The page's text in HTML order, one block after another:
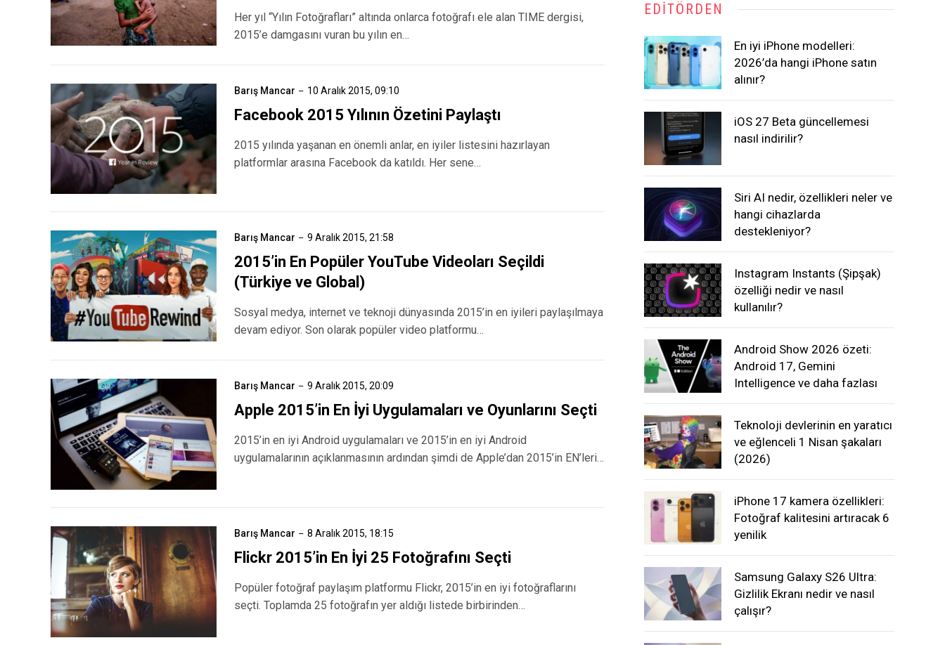
Her yıl “Yılın Fotoğrafları” altında onlarca fotoğrafı ele alan TIME dergisi,
2015’e damgasını vuran bu yılın en…
Barış Mancar 10 Aralık 2015, 09:10
Facebook 2015 Yılının Özetini Paylaştı
2015 yılında yaşanan en önemli anlar, en iyiler listesini hazırlayan
platformlar arasına Facebook da katıldı. Her sene…
Barış Mancar 9 Aralık 2015, 21:58
2015’in En Popüler YouTube Videoları Seçildi
(Türkiye ve Global)
Sosyal medya, internet ve teknoji dünyasında 2015’in en iyileri paylaşılmaya
devam ediyor. Son olarak popüler video platformu…
Barış Mancar 9 Aralık 2015, 20:09
Apple 2015’in En İyi Uygulamaları ve Oyunlarını Seçti
2015’in en iyi Android uygulamaları ve 2015’in en iyi Android
uygulamalarının açıklanmasının ardından şimdi de Apple’dan 2015’in EN’leri…
Barış Mancar 8 Aralık 2015, 18:15
Flickr 2015’in En İyi 25 Fotoğrafını Seçti
Popüler fotoğraf paylaşım platformu Flickr, 2015’in en iyi fotoğraflarını
seçti. Toplamda 25 fotoğrafın yer aldığı listede birbirinden…
EDITÖRDEN
En iyi iPhone modelleri:
2026’da hangi iPhone satın
alınır?
iOS 27 Beta güncellemesi
nasıl indirilir?
Siri AI nedir, özellikleri neler ve
hangi cihazlarda
destekleniyor?
Instagram Instants (Şipşak)
özelliği nedir ve nasıl
kullanılır?
Android Show 2026 özeti:
Android 17, Gemini
Intelligence ve daha fazlası
Teknoloji devlerinin en yaratıcı
ve eğlenceli 1 Nisan şakaları
(2026)
iPhone 17 kamera özellikleri:
Fotoğraf kalitesini artıracak 6
yenilik
Samsung Galaxy S26 Ultra:
Gizlilik Ekranı nedir ve nasıl
çalışır?